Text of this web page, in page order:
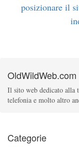
posizionare il
OldWildWeb.com
Il sito web dedicato alla
telefonia e molto altro
Categorie